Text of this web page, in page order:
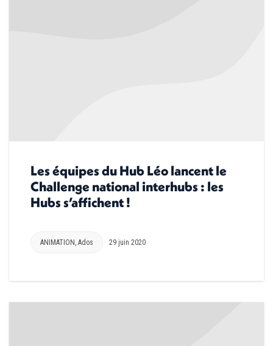
Les équipes du Hub Léo lancent le
Challenge national interhubs : les
Hubs s’affichent !
ANIMATION Ados 29 juin 2020